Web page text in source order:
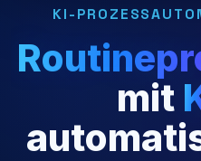
KI-
mit